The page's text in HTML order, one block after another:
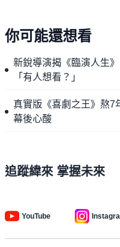
你可能還想看
新銳導演揭《臨演人生
「有人想看？」
真實版《喜劇之王》熬
幕後心酸
追蹤緯來 掌握未來
YouTube